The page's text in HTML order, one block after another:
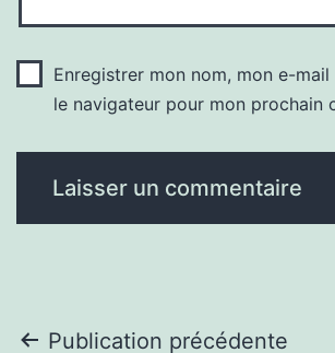
Enregistrer mon nom, mon e-
le navigateur pour mon prochain
Publication précédente